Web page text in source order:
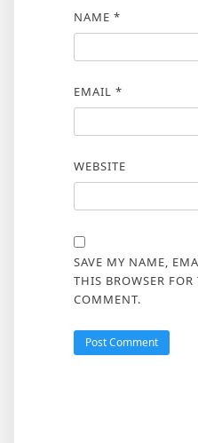
NAME *
EMAIL *
WEBSITE
SAVE MY NAME,
THIS BROWSER
COMMENT.